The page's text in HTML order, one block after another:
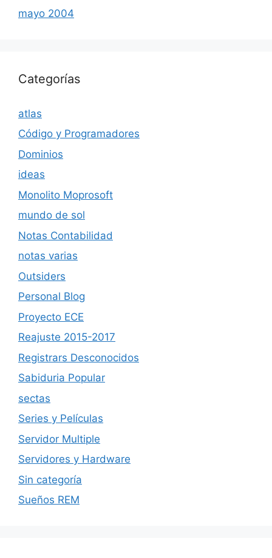
mayo 2004
Categorías
atlas
Código y Programadores
Dominios
ideas
Monolito Moprosoft
mundo de sol
Notas Contabilidad
notas varias
Outsiders
Personal Blog
Proyecto ECE
Reajuste 2015-2017
Registrars Desconocidos
Sabiduria Popular
sectas
Series y Películas
Servidor Multiple
Servidores y Hardware
Sin categoría
Sueños REM